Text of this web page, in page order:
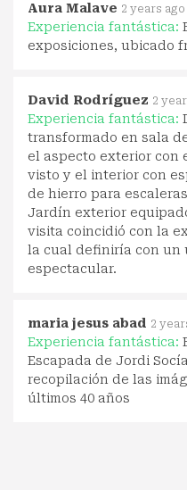
Aura Malave 2 years ago
Experiencia fantástica:
exposiciones, ubicado
David Rodríguez 2
Experiencia fantástica:
transformado en sala
el aspecto exterior con
visto y el interior con
de hierro para
Jardín exterior
visita coincidió con la
la cual definiría con un
espectacular.
maria jesus abad 2
Experiencia fantástica:
Escapada de Jordi
recopilación de las
últimos 40 años